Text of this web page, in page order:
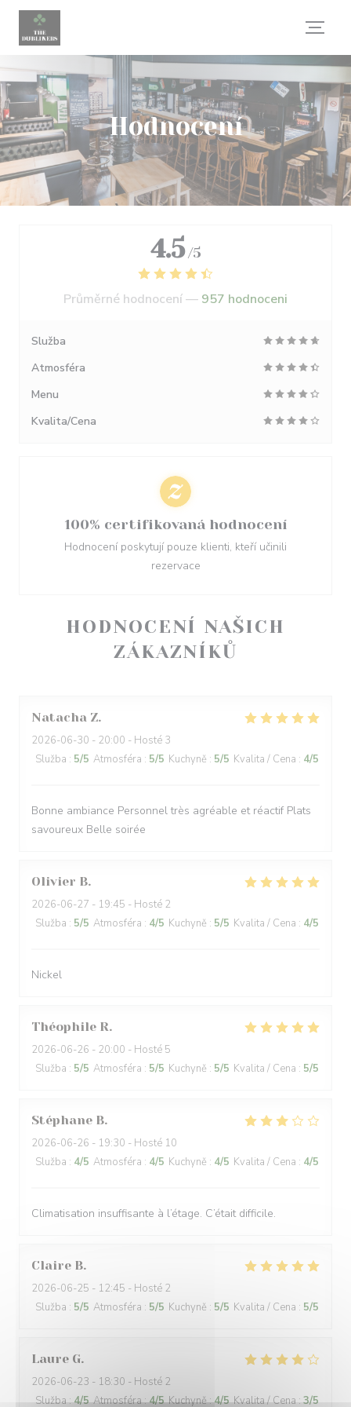
Panel pro správu cookies
Hodnocení
HODNOCENÍ NAŠICH
ZÁKAZNÍKŮ
Natacha Z
2026-06-30 - 20:00 - Hosté 3
Služba : 5/5 Atmosféra : 5/5 Kuchyně : 5/5 Kvalita / Cena : 4/5
Bonne ambiance Personnel très agréable et réactif Plats
savoureux Belle soirée
Olivier B
2026-06-27 - 19:45 - Hosté 2
Služba : 5/5 Atmosféra : 4/5 Kuchyně : 5/5 Kvalita / Cena : 4/5
Nickel
Théophile R
2026-06-26 - 20:00 - Hosté 5
Služba : 5/5 Atmosféra : 5/5 Kuchyně : 5/5 Kvalita / Cena : 5/5
Stéphane B
2026-06-26 - 19:30 - Hosté 10
Služba : 4/5 Atmosféra : 4/5 Kuchyně : 4/5 Kvalita / Cena : 4/5
Climatisation insuffisante à l’étage. C’était difficile.
Claire B
2026-06-25 - 12:45 - Hosté 2
Služba : 5/5 Atmosféra : 5/5 Kuchyně : 5/5 Kvalita / Cena : 5/5
Laure G
2026-06-23 - 18:30 - Hosté 2
Služba:4/5 Atmosféra:4/5 Kuchyně:4/5 Kvalita / Cena : 3/5
4.5 /5
Průměrné hodnocení — 957 hodnoceni
Služba
Atmosféra
Menu
Kvalita/Cena
100% certifikovaná hodnocení
Hodnocení poskytují pouze klienti, kteří učinili
rezervace